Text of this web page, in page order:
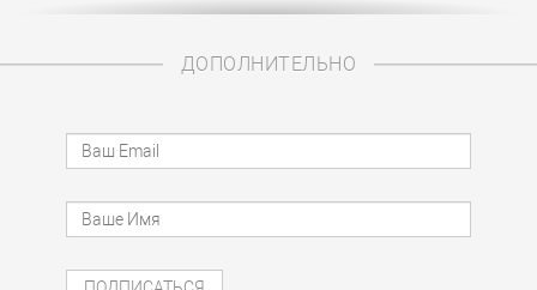
ДОПОЛНИТЕЛЬНО